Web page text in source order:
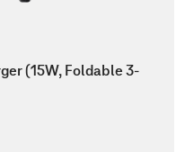
(15W, Foldable 3-